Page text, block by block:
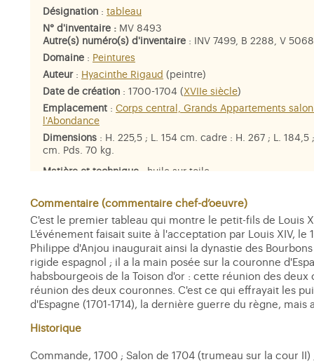
Désignation : tableau
N° d'inventaire : MV 8493
Autre(s) numéro(s) d'inventaire : INV 7499, B 2288, V 5068
Domaine : Peintures
Auteur: Hyacinthe Rigaud (peintre)
Date de création : 1700-1704 ( XVIIe siècle)
Emplacement : Corps central, Grands Appartements
l'Abondance
Dimensions : H. 225,5 ; L. 154 cm. cadre : H. 267 ; L. 184,5
cm. Pds. 70 kg.
Matière et technique : huile sur toile
Commentaire (commentaire chef-d’oeuvre)
C'est le premier tableau qui montre le petit-fils de Louis
L'événement faisait suite à l'acceptation par Louis XIV,
Philippe d'Anjou inaugurait ainsi la dynastie des
rigide espagnol ; il a la main posée sur la couronne
habsbourgeois de la Toison d'or : cette réunion des
réunion des deux couronnes. C'est ce qui effrayait les
d'Espagne (1701-1714), la dernière guerre du règne, mais
Historique
Commande, 1700 ; Salon de 1704 (trumeau sur la cour